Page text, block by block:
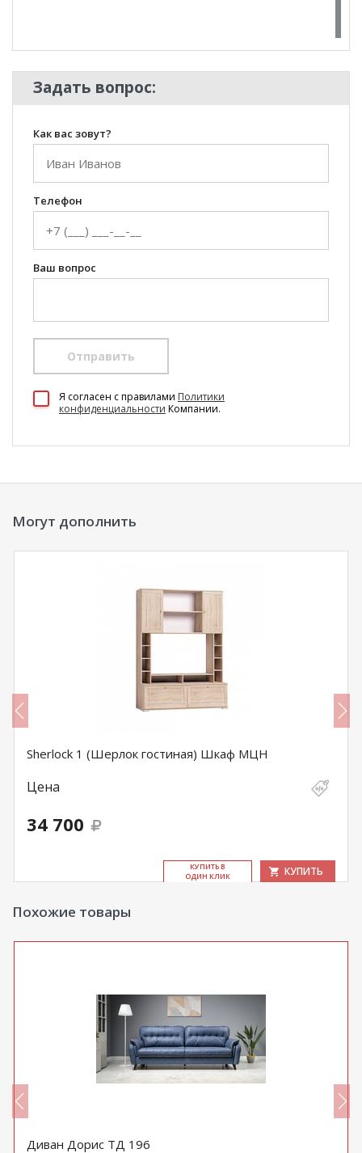
Задать вопрос:
Как вас зовут?
Телефон
Ваш вопрос
Отправить
Я согласен c правилами Политики
конфиденциальности Компании.
Могут дополнить
Sherlock 1 (Шерлок гостиная) Шкаф МЦН
Цена
34 700
КУ­ПИТЬ В
ОДИН КЛИК
КУПИТЬ
Похожие товары
Диван Дорис ТД 196